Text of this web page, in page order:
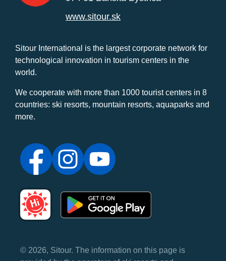
www.sitour.sk
Sitour International is the largest corporate network for
technological innovation in tourism centers in the
world.
We cooperate with more than 1000 tourist centers in 8
countries: ski resorts, mountain resorts, aquaparks and
more.
© 2026, Sitour. The information on this page is